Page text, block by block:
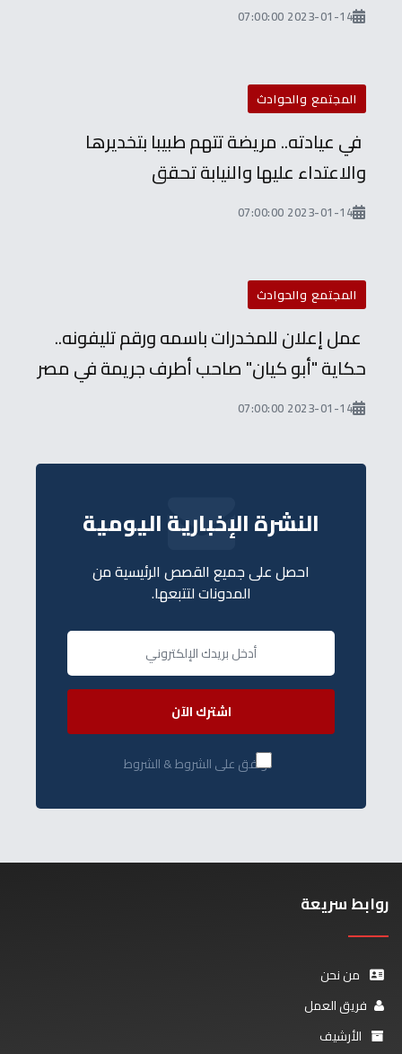
2023-01-14 07:00:00
المجتمع والحوادث
في عيادته.. مريضة تتهم طبيبا بتخديرها
والاعتداء عليها والنيابة تحقق
2023-01-14 07:00:00
المجتمع والحوادث
عمل إعلان للمخدرات باسمه ورقم تليفونه..
حكاية "أبو كيان" صاحب أطرف جريمة في مصر
2023-01-14 07:00:00
النشرة الإخبارية اليومية
احصل على جميع القصص الرئيسية من
المدونات لتتبعها.
اشترك الآن
أوافق على الشروط & الشروط
روابط سريعة
من نحن
فريق العمل
الأرشيف